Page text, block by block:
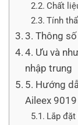
Chất
Tính
3. Thông
4. Ưu và
nhập trung
5. Hướng
Aileex
Lắp đặt